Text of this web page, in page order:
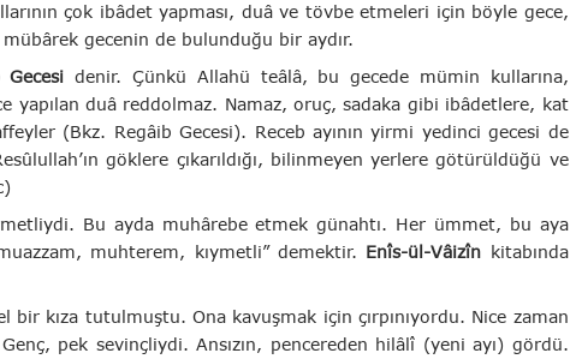
çok ibâdet yapması, duâ ve tövbe etmeleri için böyle gece,
mübârek gecenin de bulunduğu bir aydır.
Gecesidenir. Çünkü Allahü teâlâ, bu gecede mümin kullarına,
yapılan duâ reddolmaz. Namaz, oruç, sadaka gibi ibâdetlere, kat
(Bkz. Regâib Gecesi). Receb ayının yirmi yedinci gecesi de
göklere çıkarıldığı, bilinmeyen yerlere götürüldüğü ve
Bu ayda muhârebe etmek günahtı. Her ümmet, bu aya
muhterem, kıymetli” demektir. Enîs-ül-Vâizîn kitabında
bir kıza tutulmuştu. Ona kavuşmak için çırpınıyordu. Nice zaman
pek sevinçliydi. Ansızın, pencereden hilâlî (yeni ayı) gördü.